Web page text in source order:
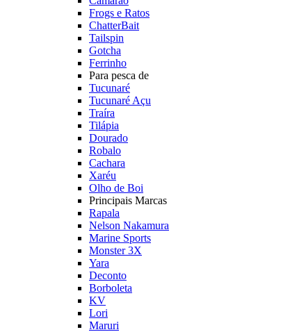
Frogs e Ratos
ChatterBait
Tailspin
Gotcha
Ferrinho
Para pesca de
Tucunaré
Tucunaré Açu
Traíra
Tilápia
Dourado
Robalo
Cachara
Xaréu
Olho de Boi
Principais Marcas
Rapala
Nelson Nakamura
Marine Sports
Monster 3X
Yara
Deconto
Borboleta
KV
Lori
Maruri